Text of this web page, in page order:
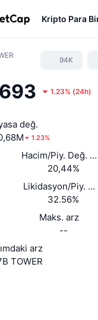
Kripto Para
94K
1.23% (24h)
değ.
1.23%
Hacim/Piy. Değ.
20,44%
Likidasyon/Piy.
32.56%
Maks. arz
--
arz
TOWER